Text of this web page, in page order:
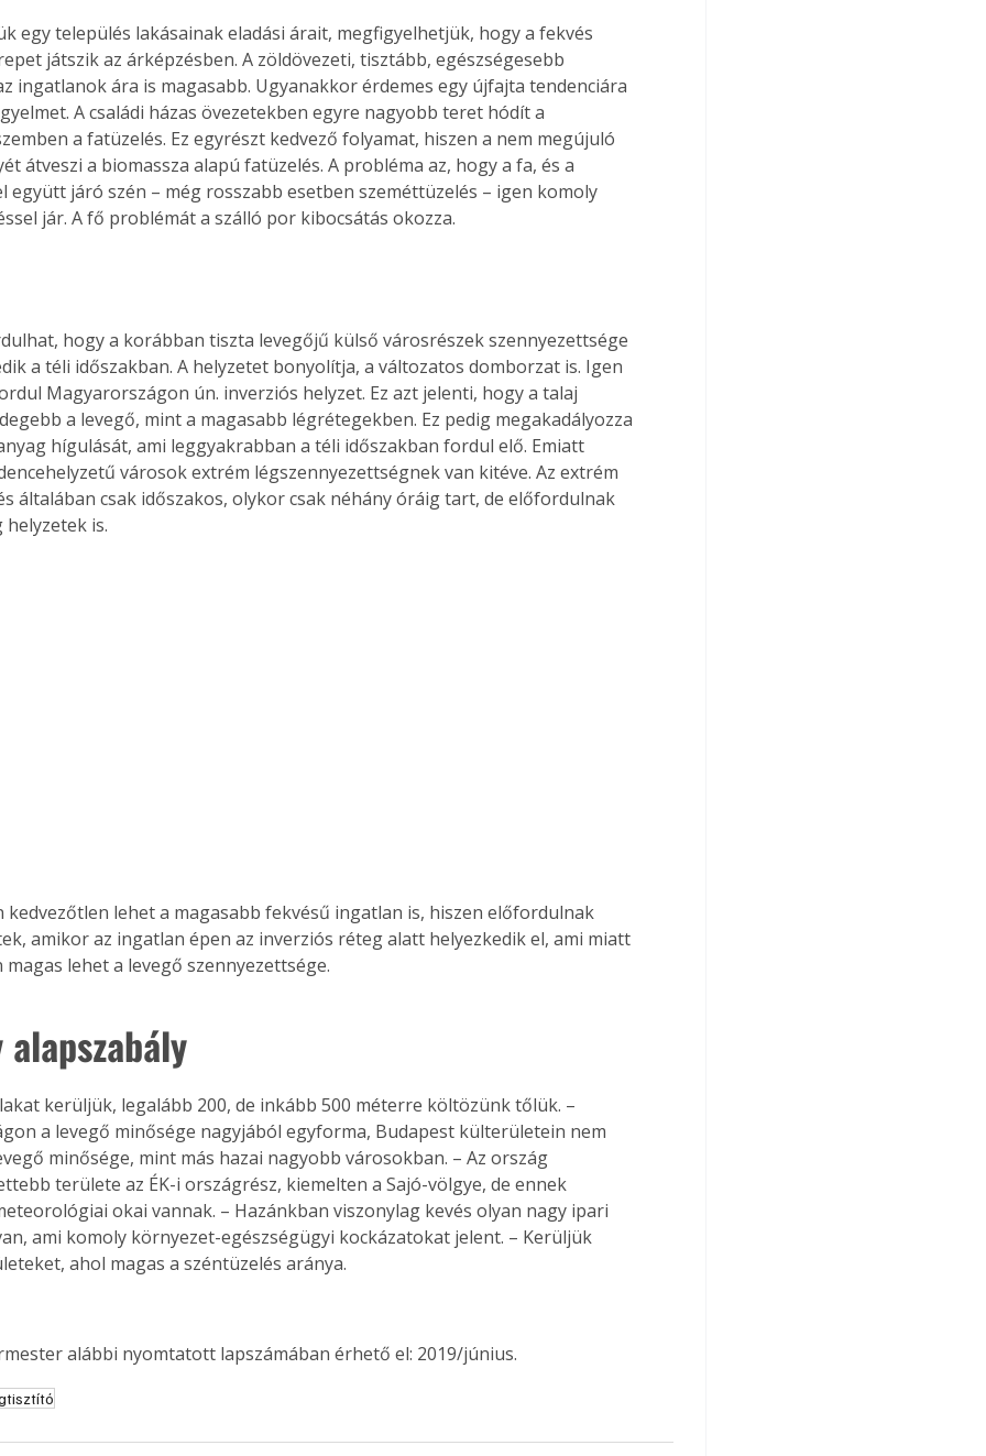
Bárhol,
élve
az
egy település lakásainak eladási árait, megfigyelhetjük, hogy a fekvés
játszik az árképzésben. A zöldövezeti, tisztább, egészségesebb
ingatlanok ára is magasabb. Ugyanakkor érdemes egy újfajta tendenciára
A családi házas övezetekben egyre nagyobb teret hódít a
a fatüzelés. Ez egyrészt kedvező folyamat, hiszen a nem megújuló
átveszi a biomassza alapú fatüzelés. A probléma az, hogy a fa, és a
együtt járó szén – még rosszabb esetben szeméttüzelés – igen komoly
jár. A fő problémát a szálló por kibocsátás okozza.
hogy a korábban tiszta levegőjű külső városrészek szennyezettsége
a téli időszakban. A helyzetet bonyolítja, a változatos domborzat is. Igen
Magyarországon ún. inverziós helyzet. Ez azt jelenti, hogy a talaj
a levegő, mint a magasabb légrétegekben. Ez pedig megakadályozza
hígulását, ami leggyakrabban a téli időszakban fordul elő. Emiatt
városok extrém légszennyezettségnek van kitéve. Az extrém
általában csak időszakos, olykor csak néhány óráig tart, de előfordulnak
is.
kedvezőtlen lehet a magasabb fekvésű ingatlan is, hiszen előfordulnak
amikor az ingatlan épen az inverziós réteg alatt helyezkedik el, ami miatt
lehet a levegő szennyezettsége.
alapszabály
kerüljük, legalább 200, de inkább 500 méterre költözünk tőlük. –
a levegő minősége nagyjából egyforma, Budapest külterületein nem
minősége, mint más hazai nagyobb városokban. – Az ország
területe az ÉK-i országrész, kiemelten a Sajó-völgye, de ennek
okai vannak. – Hazánkban viszonylag kevés olyan nagy ipari
ami komoly környezet-egészségügyi kockázatokat jelent. – Kerüljük
ahol magas a széntüzelés aránya.
alábbi nyomtatott lapszámában érhető el: 2019/június.